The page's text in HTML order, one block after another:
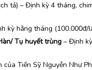
tả) – Định kỳ 4 tháng,
kỳ hằng tháng (100.000đ/
Tụ huyết trùng – Định
của Tiến Sỹ Nguyễn Như